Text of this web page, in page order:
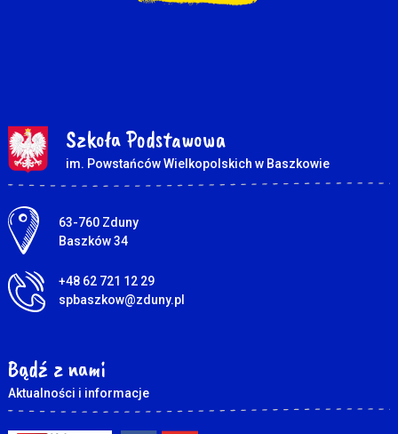
Szkoła Podstawowa
im. Powstańców Wielkopolskich w Baszkowie
Adres pocztowy:
63-760 Zduny
Baszków 34
+48 62 721 12 29
spbaszkow@zduny.pl
Bądź z nami
Aktualności i informacje